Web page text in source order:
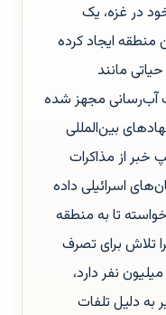
در غزه، یک
ایجاد کرده
مانند
آب‌رسانی مجهز شده
بین‌المللی
خبر از مذاکرات
اسرائیلی داده
تا به منطقه
تلاش برای تصرف
نفر دارد،
به دلیل تلفات